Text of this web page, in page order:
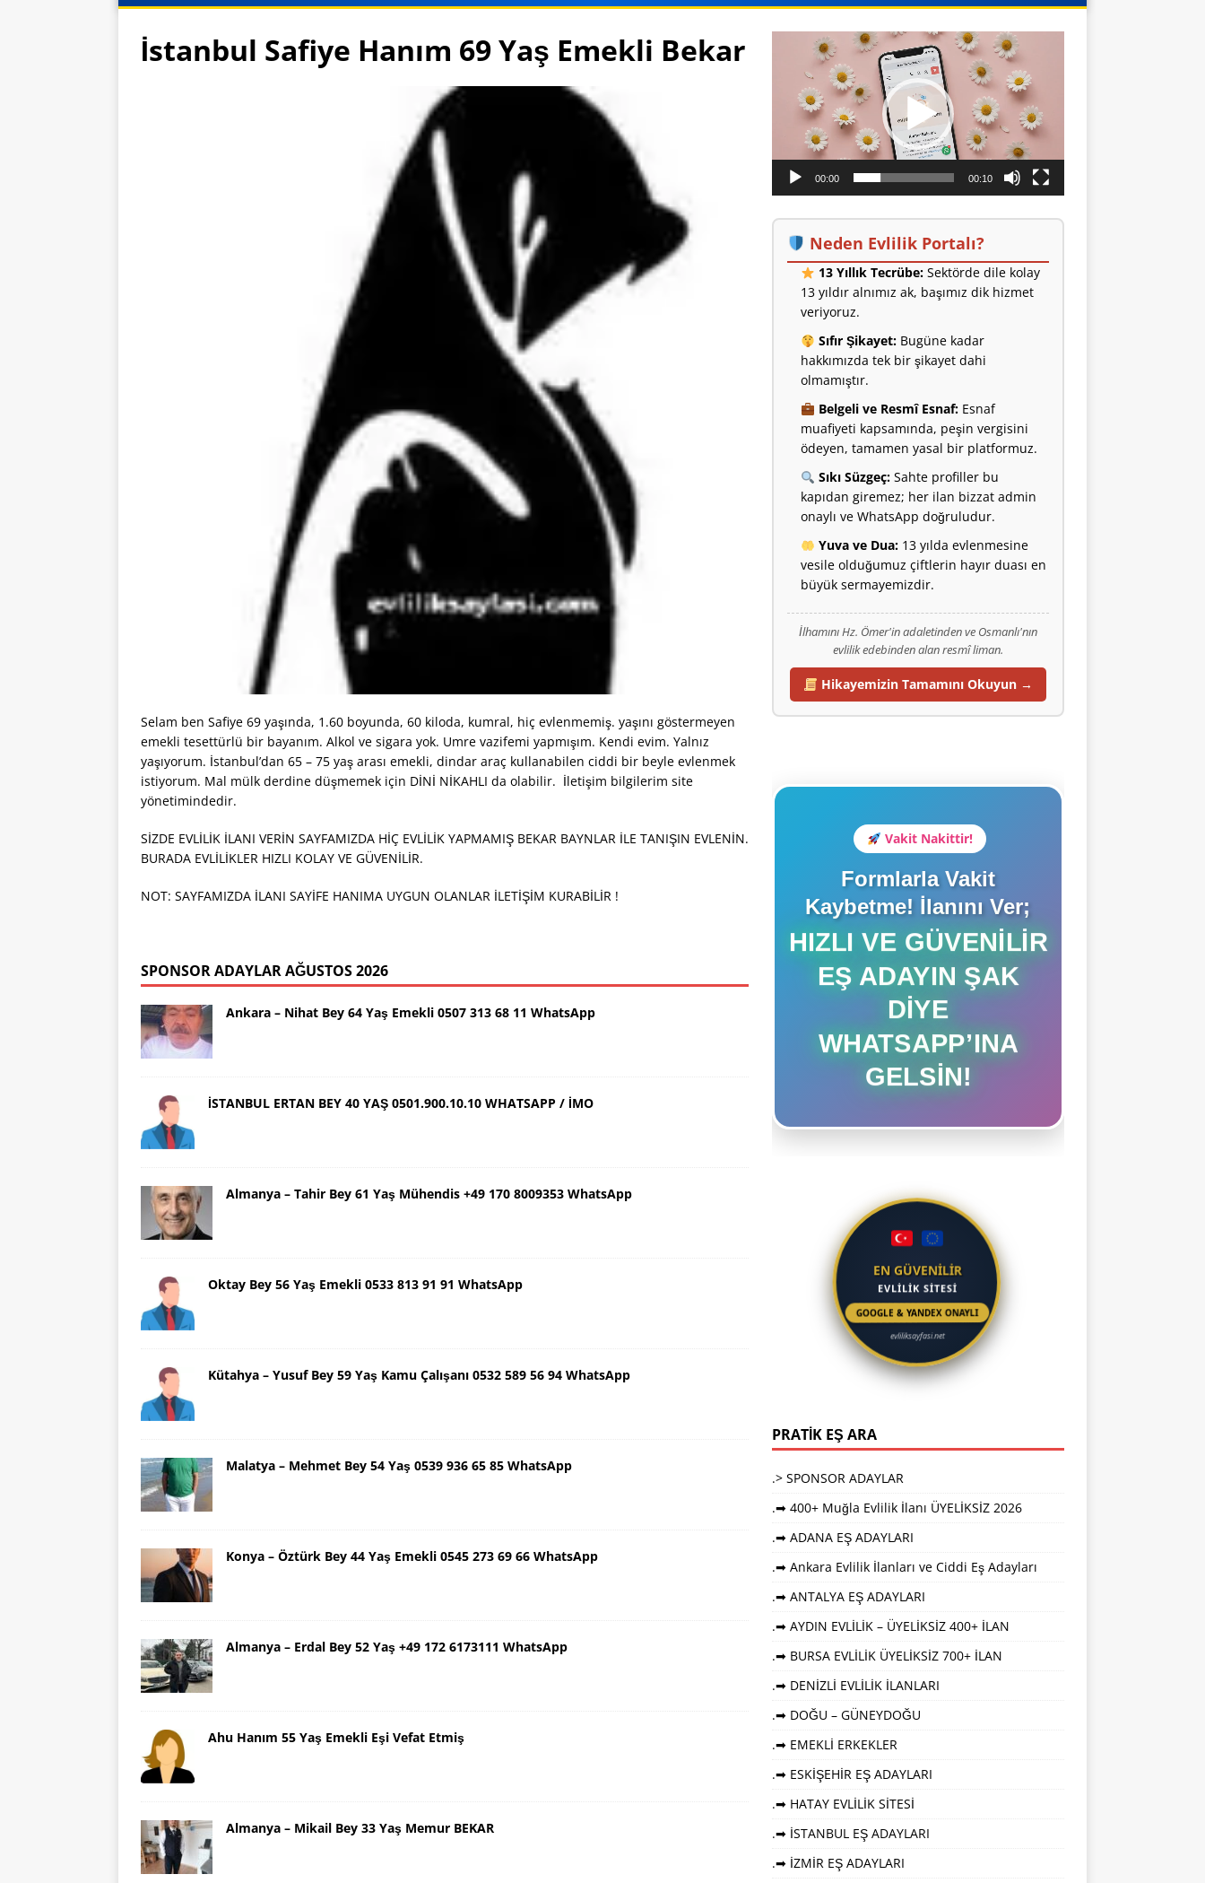
İstanbul Safiye Hanım 69 Yaş Emekli Bekar
Selam ben Safiye 69 yaşında, 1.60 boyunda, 60 kiloda, kumral, hiç evlenmemiş. yaşını göstermeyen
emekli tesettürlü bir bayanım. Alkol ve sigara yok. Umre vazifemi yapmışım. Kendi evim. Yalnız
yaşıyorum. İstanbul’dan 65 – 75 yaş arası emekli, dindar araç kullanabilen ciddi bir beyle evlenmek
istiyorum. Mal mülk derdine düşmemek için DİNİ NİKAHLI da olabilir. İletişim bilgilerim site
yönetimindedir.
SİZDE EVLİLİK İLANI VERİN SAYFAMIZDA HİÇ EVLİLİK YAPMAMIŞ BEKAR BAYNLAR İLE TANIŞIN EVLENİN.
BURADA EVLİLİKLER HIZLI KOLAY VE GÜVENİLİR.
NOT: SAYFAMIZDA İLANI SAYİFE HANIMA UYGUN OLANLAR İLETİŞİM KURABİLİR !
SPONSOR ADAYLAR AĞUSTOS 2026
Ankara – Nihat Bey 64 Yaş Emekli 0507 313 68 11 WhatsApp
İSTANBUL ERTAN BEY 40 YAŞ 0501.900.10.10 WHATSAPP / İMO
Almanya – Tahir Bey 61 Yaş Mühendis +49 170 8009353 WhatsApp
Oktay Bey 56 Yaş Emekli 0533 813 91 91 WhatsApp
Kütahya – Yusuf Bey 59 Yaş Kamu Çalışanı 0532 589 56 94 WhatsApp
Malatya – Mehmet Bey 54 Yaş 0539 936 65 85 WhatsApp
Konya – Öztürk Bey 44 Yaş Emekli 0545 273 69 66 WhatsApp
Almanya – Erdal Bey 52 Yaş +49 172 6173111 WhatsApp
Ahu Hanım 55 Yaş Emekli Eşi Vefat Etmiş
Almanya – Mikail Bey 33 Yaş Memur BEKAR
oynatıcı
00:00 00:10
Neden Evlilik Portalı?
13 Yıllık Tecrübe:Sektörde dile kolay
13 yıldır alnımız ak, başımız dik hizmet
veriyoruz.
Sıfır Şikayet:Bugüne kadar
hakkımızda tek bir şikayet dahi
olmamıştır.
Belgeli ve Resmî Esnaf:Esnaf
muafiyeti kapsamında, peşin vergisini
ödeyen, tamamen yasal bir platformuz.
Sıkı Süzgeç:Sahte profiller bu
kapıdan giremez; her ilan bizzat admin
onaylı ve WhatsApp doğruludur.
Yuva ve Dua:13 yılda evlenmesine
vesile olduğumuz çiftlerin hayır duası en
büyük sermayemizdir.
İlhamını Hz. Ömer'in adaletinden ve Osmanlı'nın
evlilik edebinden alan resmî liman.
Hikayemizin Tamamını Okuyun →
Vakit Nakittir!
Formlarla Vakit
Kaybetme! İlanını Ver;
HIZLI VE GÜVENILIR
EŞ ADAYIN ŞAK
DIYE
WHATSAPP’INA
GELSIN!
EN GÜVENİLİR
EVLİLİK SİTESİ
GOOGLE & YANDEX ONAYLI
evliliksayfasi.net
PRATİK EŞ ARA
.> SPONSOR ADAYLAR
.➡ 400+ Muğla Evlilik İlanı ÜYELİKSİZ 2026
.➡ ADANA EŞ ADAYLARI
.➡ Ankara Evlilik İlanları ve Ciddi Eş Adayları
.➡ ANTALYA EŞ ADAYLARI
.➡ AYDIN EVLİLİK – ÜYELİKSİZ 400+ İLAN
.➡ BURSA EVLİLİK ÜYELİKSİZ 700+ İLAN
.➡ DENİZLİ EVLİLİK İLANLARI
.➡ DOĞU – GÜNEYDOĞU
.➡ EMEKLİ ERKEKLER
.➡ ESKİŞEHİR EŞ ADAYLARI
.➡ HATAY EVLİLİK SİTESİ
.➡ İSTANBUL EŞ ADAYLARI
.➡ İZMİR EŞ ADAYLARI